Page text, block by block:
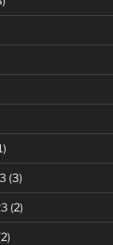
(3)
(2)